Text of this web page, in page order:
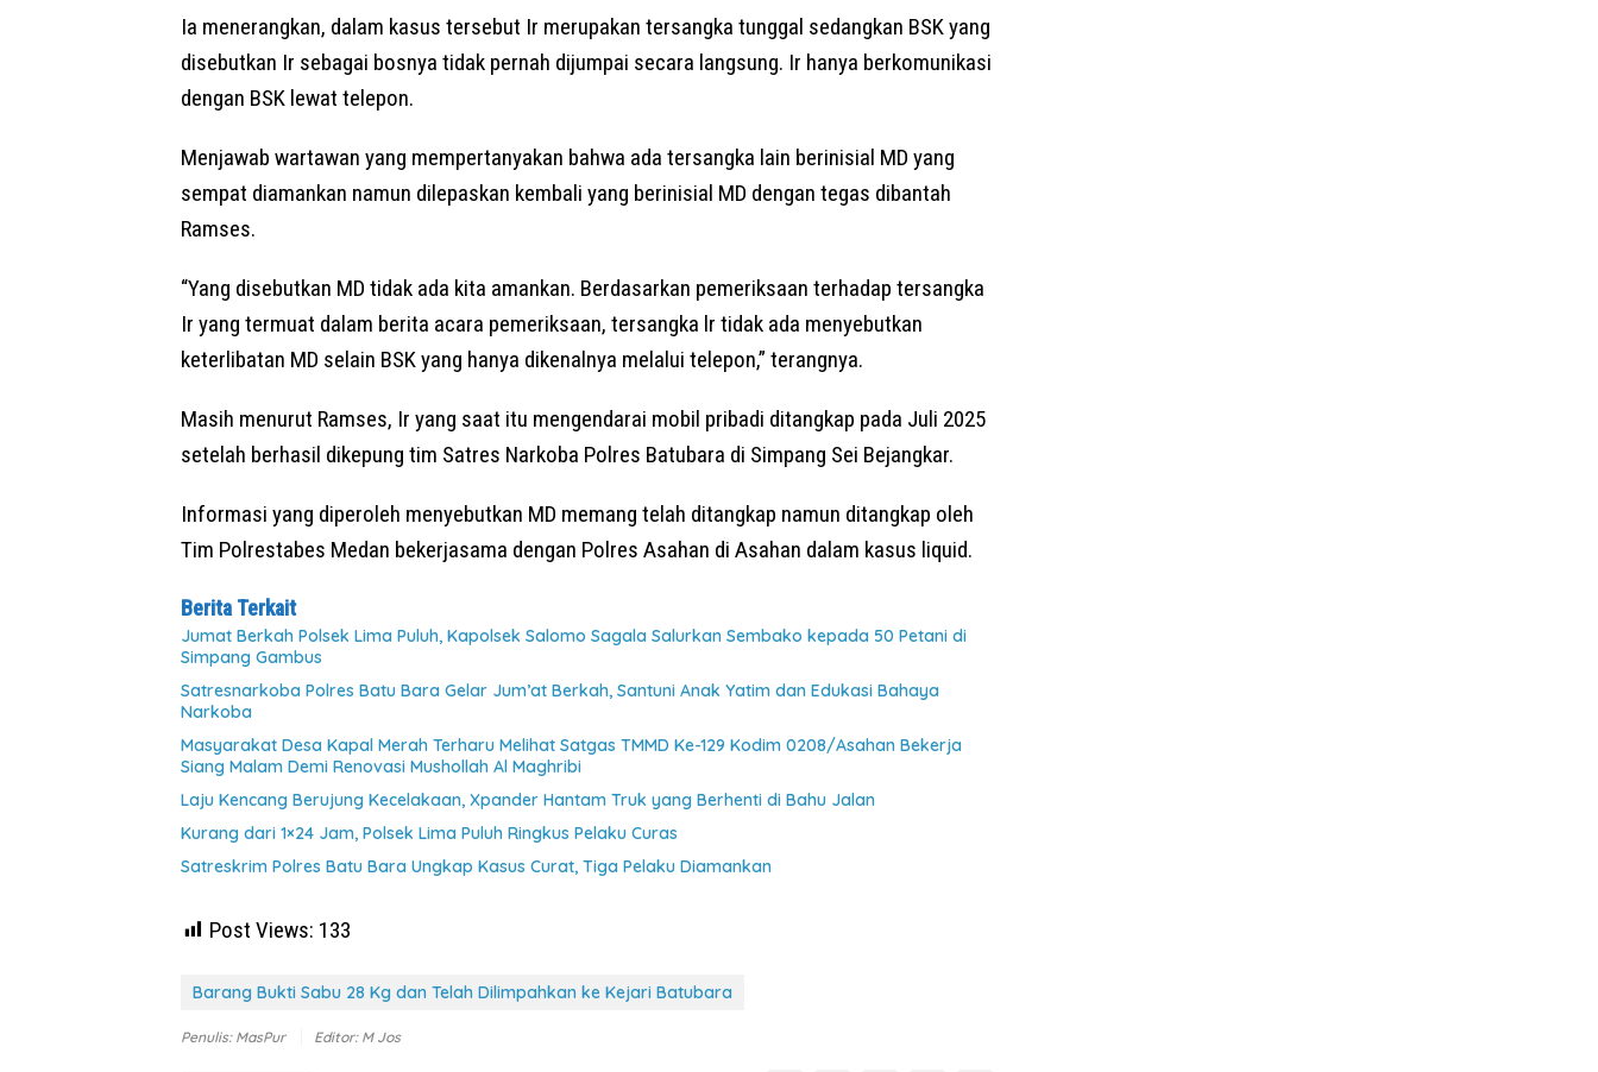
Ia menerangkan, dalam kasus tersebut Ir merupakan tersangka tunggal sedangkan BSK yang
disebutkan Ir sebagai bosnya tidak pernah dijumpai secara langsung. Ir hanya berkomunikasi
dengan BSK lewat telepon.
Menjawab wartawan yang mempertanyakan bahwa ada tersangka lain berinisial MD yang
sempat diamankan namun dilepaskan kembali yang berinisial MD dengan tegas dibantah
Ramses.
“Yang disebutkan MD tidak ada kita amankan. Berdasarkan pemeriksaan terhadap tersangka
Ir yang termuat dalam berita acara pemeriksaan, tersangka lr tidak ada menyebutkan
keterlibatan MD selain BSK yang hanya dikenalnya melalui telepon,” terangnya.
Masih menurut Ramses, Ir yang saat itu mengendarai mobil pribadi ditangkap pada Juli 2025
setelah berhasil dikepung tim Satres Narkoba Polres Batubara di Simpang Sei Bejangkar.
Informasi yang diperoleh menyebutkan MD memang telah ditangkap namun ditangkap oleh
Tim Polrestabes Medan bekerjasama dengan Polres Asahan di Asahan dalam kasus liquid.
Berita Terkait
Jumat Berkah Polsek Lima Puluh, Kapolsek Salomo Sagala Salurkan Sembako kepada 50 Petani di
Simpang Gambus
Satresnarkoba Polres Batu Bara Gelar Jum’at Berkah, Santuni Anak Yatim dan Edukasi Bahaya
Narkoba
Masyarakat Desa Kapal Merah Terharu Melihat Satgas TMMD Ke-129 Kodim 0208/Asahan Bekerja
Siang Malam Demi Renovasi Mushollah Al Maghribi
Laju Kencang Berujung Kecelakaan, Xpander Hantam Truk yang Berhenti di Bahu Jalan
Kurang dari 1×24 Jam, Polsek Lima Puluh Ringkus Pelaku Curas
Satreskrim Polres Batu Bara Ungkap Kasus Curat, Tiga Pelaku Diamankan
Post Views: 133
Barang Bukti Sabu 28 Kg dan Telah Dilimpahkan ke Kejari Batubara
Penulis: MasPur Editor: M Jos